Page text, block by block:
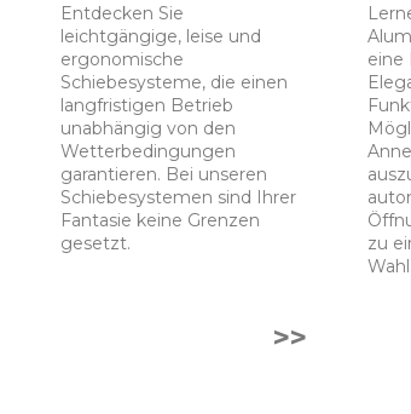
Entdecken Sie
leichtgängige, leise und
ergonomische
Schiebesysteme, die einen
langfristigen Betrieb
unabhängig von den
Wetterbedingungen
garantieren. Bei unseren
Schiebesystemen sind Ihrer
Fantasie keine Grenzen
gesetzt.
>>
eine
zu
Wahl.